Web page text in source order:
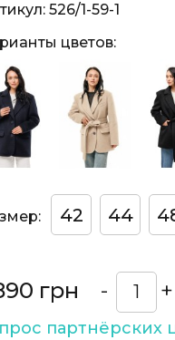
526/1-59-1
цветов:
42 44
грн - +
партнёрских